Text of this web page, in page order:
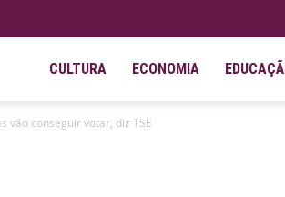
CULTURA ECONOMIA
vão conseguir votar, diz TSE